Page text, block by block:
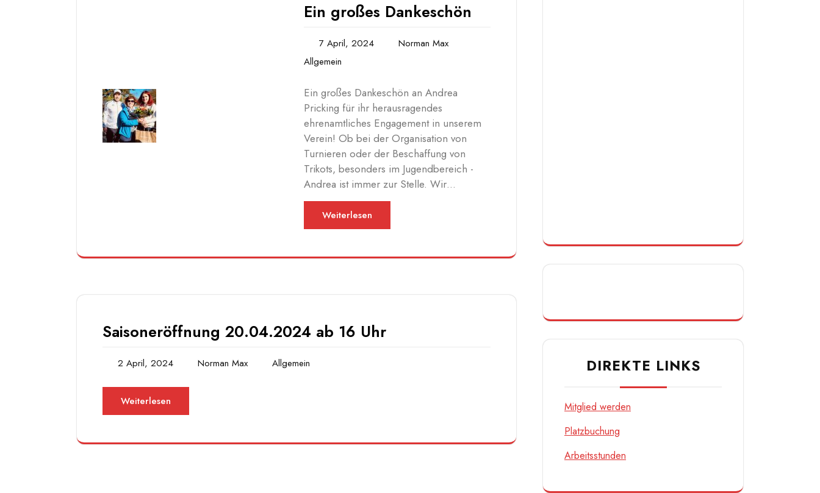
Ein großes Dankeschön
7 April, 2024
Norman Max
Allgemein
Ein großes Dankeschön an Andrea
Pricking für ihr herausragendes
ehrenamtliches Engagement in unserem
Verein! Ob bei der Organisation von
Turnieren oder der Beschaffung von
Trikots, besonders im Jugendbereich -
Andrea ist immer zur Stelle. Wir…
Weiterlesen
Saisoneröffnung 20.04.2024 ab 16 Uhr
2 April, 2024 Norman Max Allgemein
Weiterlesen
DIREKTE LINKS
Mitglied werden
Platzbuchung
Arbeitsstunden